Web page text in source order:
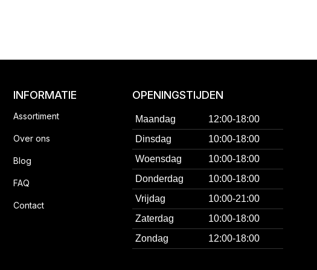
INFORMATIE
Assortiment
Over ons
Blog
FAQ
Contact
OPENINGSTIJDEN
Maandag
12:00-18:00
Dinsdag
10:00-18:00
Woensdag
10:00-18:00
Donderdag
10:00-18:00
Vrijdag
10:00-21:00
Zaterdag
10:00-18:00
Zondag
12:00-18:00